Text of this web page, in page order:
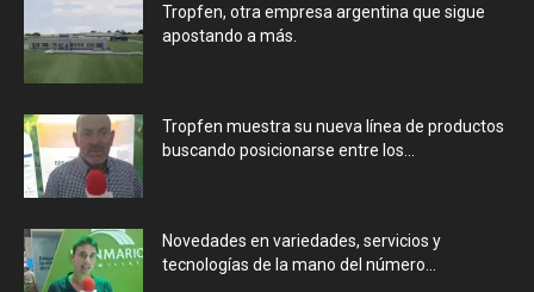
Tropfen, otra empresa argentina que sigue
apostando a más.
Tropfen muestra su nueva línea de productos
buscando posicionarse entre los...
Novedades en variedades, servicios y
tecnologías de la mano del número...